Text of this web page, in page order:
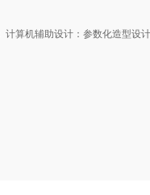
计算机辅助设计：参数化造型设